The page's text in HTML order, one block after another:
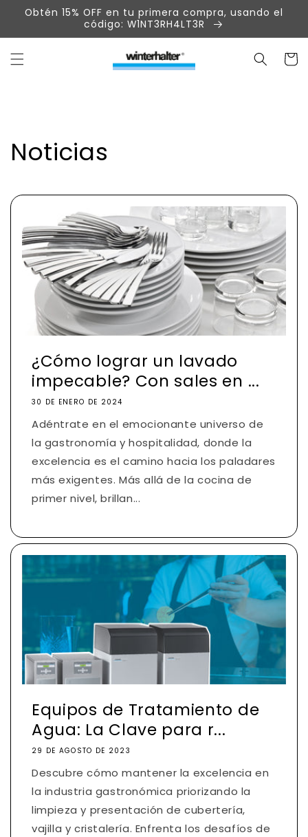
directamente
Obtén 15% OFF en tu primera compra, usando el
código: W1NT3RH4LT3R
Carrito
Noticias
¿Cómo lograr un lavado
impecable? Con sales en ...
30 DE ENERO DE 2024
Adéntrate en el emocionante universo de
la gastronomía y hospitalidad, donde la
excelencia es el camino hacia los paladares
más exigentes. Más allá de la cocina de
primer nivel, brillan...
Equipos de Tratamiento de
Agua: La Clave para r...
29 DE AGOSTO DE 2023
Descubre cómo mantener la excelencia en
la industria gastronómica priorizando la
limpieza y presentación de cubertería,
vajilla y cristalería. Enfrenta los desafíos de